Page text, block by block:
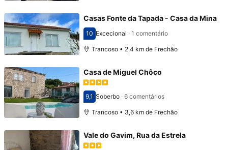
Casas Fonte da Tapada - Casa da Mina
Pontuado com 10
10 Excecional · 1 comentário
Trancoso • 2,4 km de Frechão
Casa de Miguel Chôco
Pontuado com 9,1
9,1 Soberbo· 6 comentários
Trancoso • 3,6 km de Frechão
Vale do Gavim, Rua da Estrela